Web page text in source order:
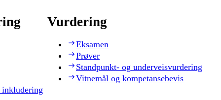
Vurdering
Eksamen
Prøver
Standpunkt- og underveisvurdering
Vitnemål og kompetansebevis